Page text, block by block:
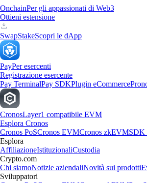
OnchainPer gli appassionati di Web3
Ottieni estensione
SwapStakeScopri le dApp
PayPer esercenti
Registrazione esercente
Pay TerminalPay SDKPlugin eCommerce
CronosLayer1 compatibile EVM
Esplora Cronos
Cronos PoSCronos EVMCronos zkEVMSDK
Esplora
AffiliazioneIstituzionaliCustodia
Crypto.com
Chi siamoNotizie aziendaliNovità sui prodotti
Sviluppatori